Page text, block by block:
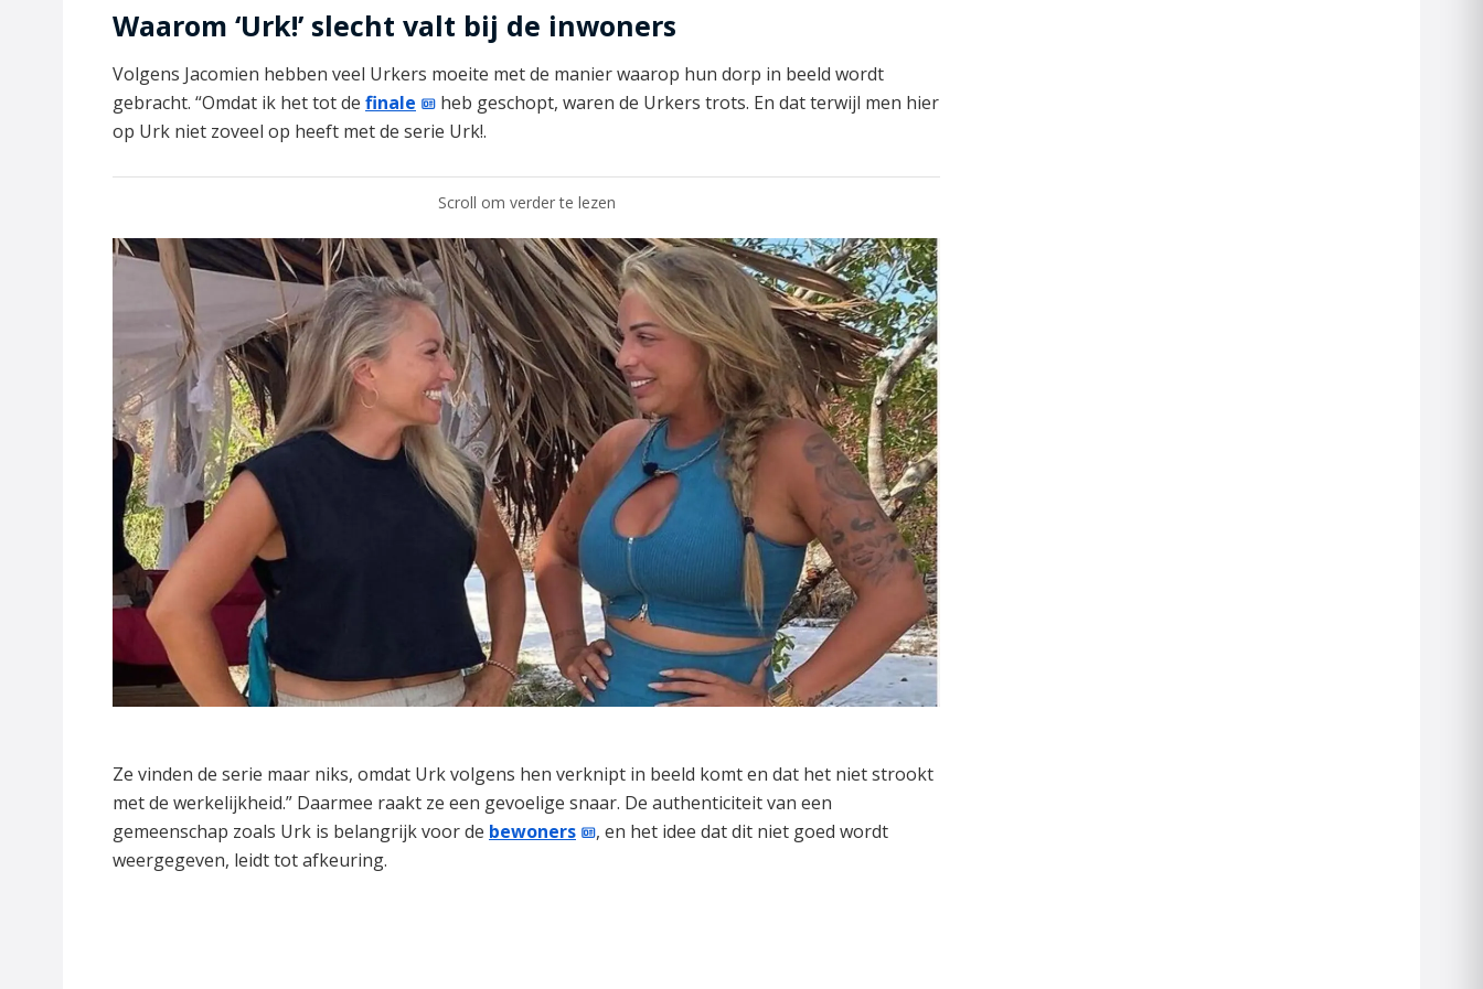
Waarom ‘Urk!’ slecht valt bij de inwoners
Volgens Jacomien hebben veel Urkers moeite met de manier waarop hun dorp in beeld wordt
gebracht. “Omdat ik het tot de finale
heb geschopt, waren de Urkers trots. En dat terwijl men hier
op Urk niet zoveel op heeft met de serie Urk!.
Scroll om verder te lezen
Ze vinden de serie maar niks, omdat Urk volgens hen verknipt in beeld komt en dat het niet strookt
met de werkelijkheid.” Daarmee raakt ze een gevoelige snaar. De authenticiteit van een
gemeenschap zoals Urk is belangrijk voor de bewoners
, en het idee dat dit niet goed wordt
weergegeven, leidt tot afkeuring.